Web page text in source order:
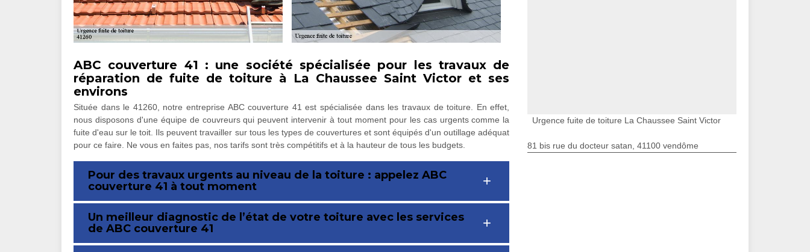
ABC couverture 41 : une société spécialisée pour les travaux de
réparation de fuite de toiture à La Chaussee Saint Victor et ses
environs
Située dans le 41260, notre entreprise ABC couverture 41 est spécialisée dans les travaux de toiture. En effet,
nous disposons d'une équipe de couvreurs qui peuvent intervenir à tout moment pour les cas urgents comme la
fuite d'eau sur le toit. Ils peuvent travailler sur tous les types de couvertures et sont équipés d'un outillage adéquat
pour ce faire. Ne vous en faites pas, nos tarifs sont très compétitifs et à la hauteur de tous les budgets.
Pour des travaux urgents au niveau de la toiture : appelez ABC
couverture 41 à tout moment
Un meilleur diagnostic de l’état de votre toiture avec les services
de ABC couverture 41
Urgence fuite de toiture La Chaussee Saint Victor
81 bis rue du docteur satan, 41100 vendôme